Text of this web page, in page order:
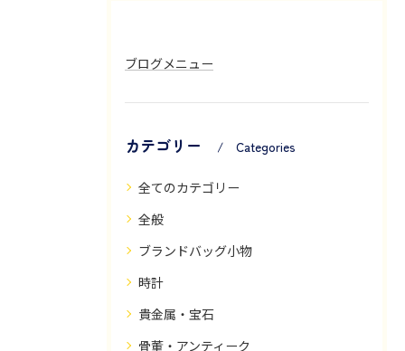
ブログメニュー
カテゴリー Categories
全てのカテゴリー
全般
ブランドバッグ小物
時計
貴金属・宝石
骨董・アンティーク